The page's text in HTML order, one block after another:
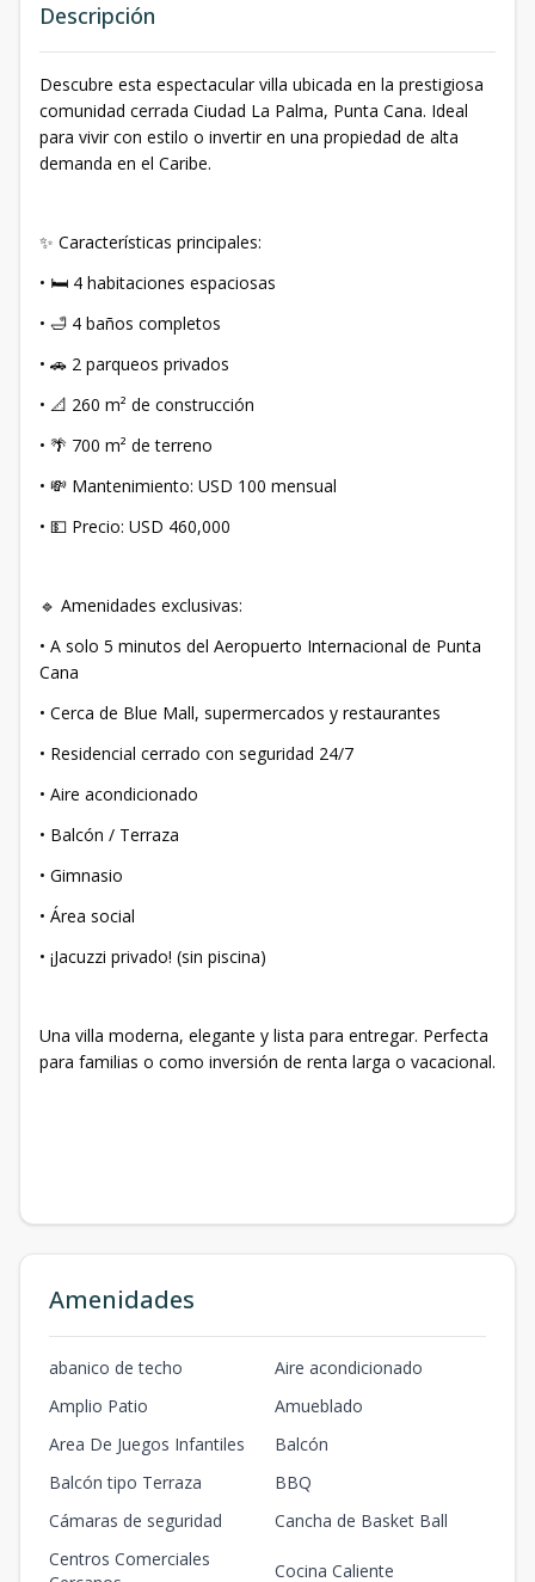
Descripción
Descubre esta espectacular villa ubicada en la prestigiosa
comunidad cerrada Ciudad La Palma, Punta Cana. Ideal
para vivir con estilo o invertir en una propiedad de alta
demanda en el Caribe.
✨ Características principales:
• 🛏 4 habitaciones espaciosas
• 🛁 4 baños completos
• 🚗 2 parqueos privados
• 📐 260 m² de construcción
• 🌴 700 m² de terreno
• 💸 Mantenimiento: USD 100 mensual
• 💵 Precio: USD 460,000
🔹 Amenidades exclusivas:
• A solo 5 minutos del Aeropuerto Internacional de Punta
Cana
• Cerca de Blue Mall, supermercados y restaurantes
• Residencial cerrado con seguridad 24/7
• Aire acondicionado
• Balcón / Terraza
• Gimnasio
• Área social
• ¡Jacuzzi privado! (sin piscina)
Una villa moderna, elegante y lista para entregar. Perfecta
para familias o como inversión de renta larga o vacacional.
Amenidades
abanico de techo
Aire acondicionado
Amplio Patio
Amueblado
Area De Juegos Infantiles
Balcón
Balcón tipo Terraza
BBQ
Cámaras de seguridad
Cancha de Basket Ball
Centros Comerciales
Cocina Caliente